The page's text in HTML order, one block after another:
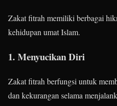
Zakat fitrah memiliki berbagai
kehidupan umat Islam.
1. Menyucikan Diri
Zakat fitrah berfungsi untuk
dan kekurangan selama